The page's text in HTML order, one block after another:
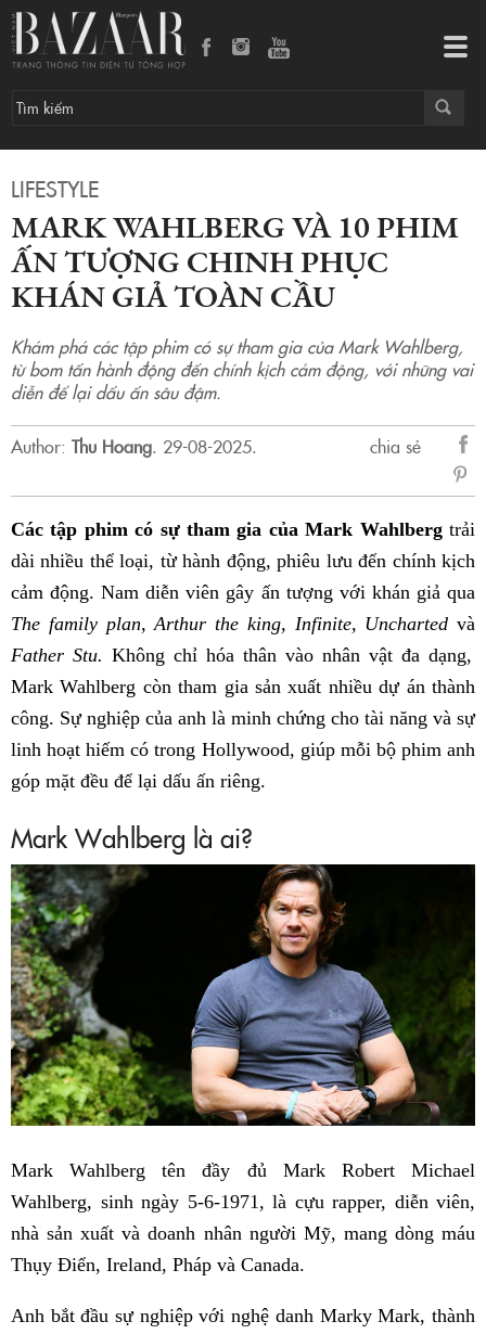
LIFESTYLE
MARK WAHLBERG VÀ 10 PHIM
ẤN TƯỢNG CHINH PHỤC
KHÁN GIẢ TOÀN CẦU
Khám phá các tập phim có sự tham gia của Mark Wahlberg,
từ bom tấn hành động đến chính kịch cảm động, với những vai
diễn để lại dấu ấn sâu đậm.
Author: Thu Hoang. 29-08-2025.
chia sẻ
sẻ
Các tập phim có sự tham gia của Mark Wahlbergtrải
dài nhiều thể loại, từ hành động, phiêu lưu đến chính kịch
cảm động. Nam diễn viên gây ấn tượng với khán giả qua
The family plan, Arthur the king, Infinite, Uncharted và
Father Stu. Không chỉ hóa thân vào nhân vật đa dạng,
Mark Wahlberg còn tham gia sản xuất nhiều dự án thành
công. Sự nghiệp của anh là minh chứng cho tài năng và sự
linh hoạt hiếm có trong Hollywood, giúp mỗi bộ phim anh
góp mặt đều để lại dấu ấn riêng.
Mark Wahlberg là ai?
Mark Wahlberg tên đầy đủ Mark Robert Michael
Wahlberg, sinh ngày 5-6-1971, là cựu rapper, diễn viên,
nhà sản xuất và doanh nhân người Mỹ, mang dòng máu
Thụy Điển, Ireland, Pháp và Canada.
Anh bắt đầu sự nghiệp với nghệ danh Marky Mark, thành